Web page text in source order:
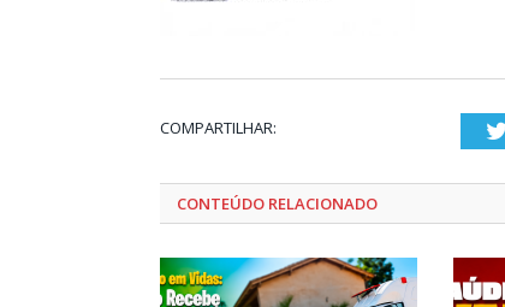
COMPARTILHAR:
CONTEÚDO RELACIONADO